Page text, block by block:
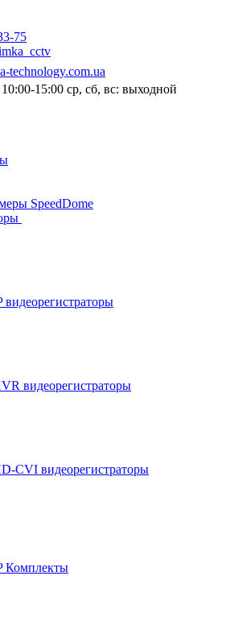
75
technology.com.ua
15:00 ср, сб, вс: выходной
SpeedDome
видеорегистраторы
видеорегистраторы
CVI видеорегистраторы
Комплекты